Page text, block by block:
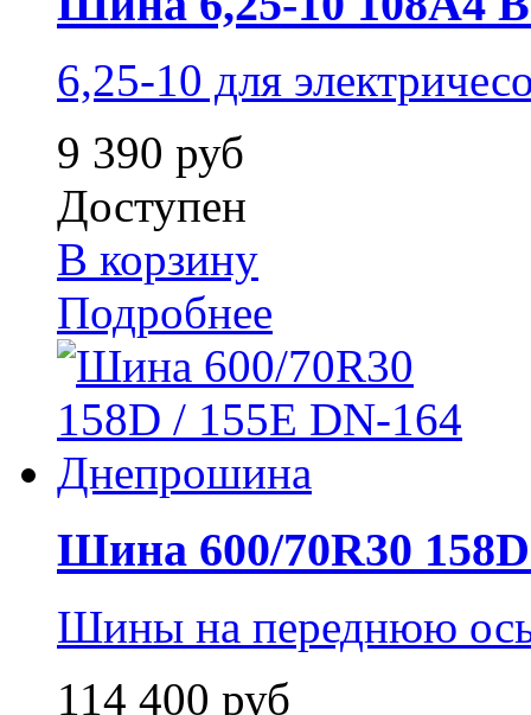
6,25-10 для
9 390 руб
Доступен
В корзину
Подробнее
Шина 600/70R30
Шины на переднюю ось
114 400 руб